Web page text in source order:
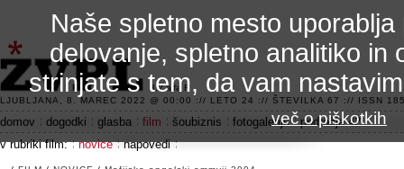
3.2 alfa R
LJUBLJANA, 8. MAREC 2022 @ 00:00 :// LETO 24 :// ŠTEVILKA 67 :// ISSN
domov dogodki glasba film šoubiznis fotogalerije
področje 42
v rubriki film:
novice napovedi
Naše spletno mesto
delovanje, spletno analitiko in
strinjate s tem, da vam
več o piškotkih